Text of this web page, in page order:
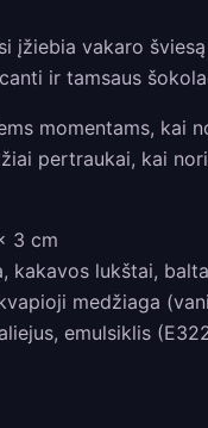
įžiebia vakaro
ir tamsaus
momentams, kai
pertraukai, kai
3 cm
kakavos lukštai,
medžiaga
emulsiklis